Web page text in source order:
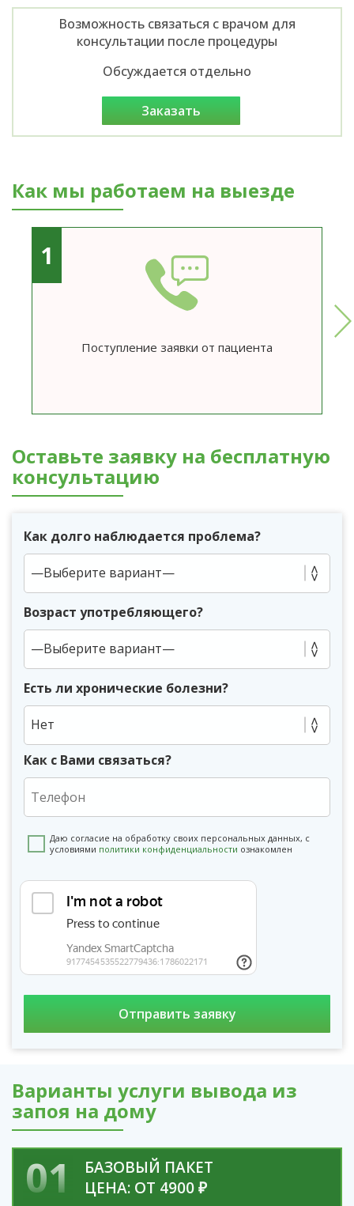
Возможность связаться с врачом для
консультации после процедуры
Обсуждается отдельно
заказать
Как мы работаем на выезде
1
Поступление заявки от пациента
Оставьте заявку на бесплатную
консультацию
Как долго наблюдается проблема?
Возраст употребляющего?
Есть ли хронические болезни?
Нет
Как с Вами связаться?
Даю согласие на обработку своих персональных данных, с
условиями политики конфиденциальности ознакомлен
Варианты услуги вывода из
запоя на дому
01
БАЗОВЫЙ ПАКЕТ
ЦЕНА: ОТ 4900 ₽